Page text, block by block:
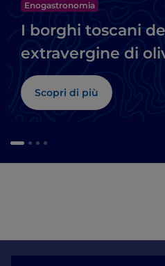
Enogastronomia
I borghi toscani
extravergine di
Scopri di più